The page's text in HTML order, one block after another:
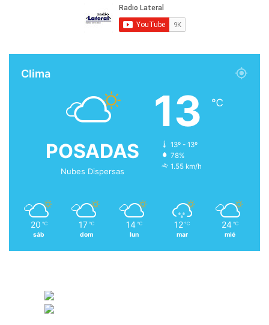
Clima
POSADAS
Nubes Dispersas
13 ℃
13º - 13º
78%
1.55 km/h
20 ℃
sáb
17 ℃
dom
14 ℃
lun
12 ℃
mar
24 ℃
mié